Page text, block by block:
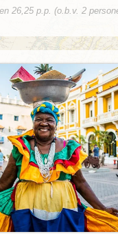
26,25 p.p. (o.b.v. 2